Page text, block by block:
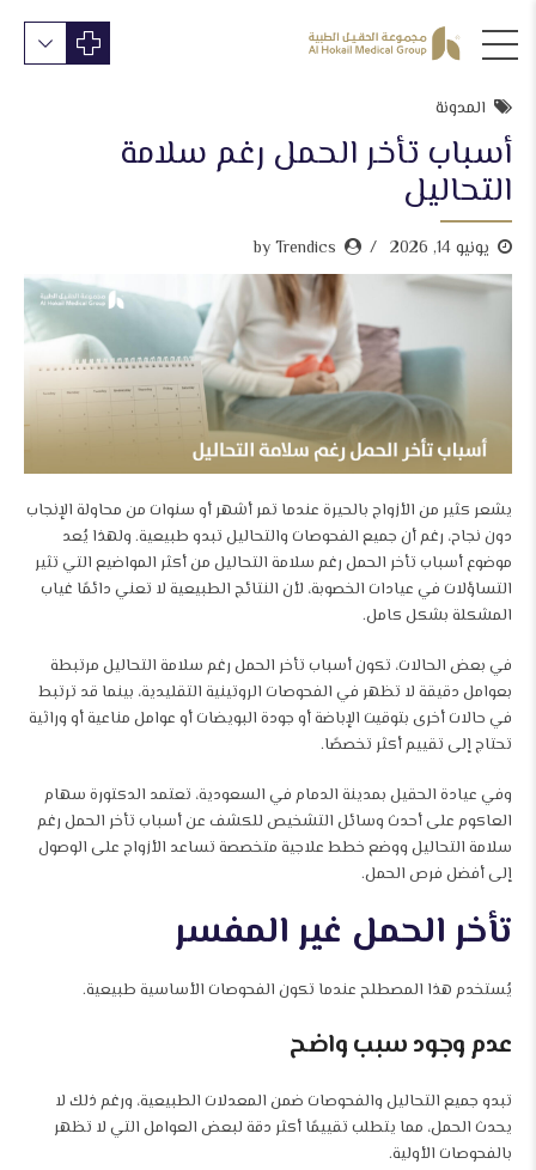
المدونة
أسباب تأخر الحمل رغم سلامة
التحاليل
يونيو 14, 2026 by Trendics
يشعر كثير من الأزواج بالحيرة عندما تمر أشهر أو سنوات من محاولة الإنجاب
دون نجاح، رغم أن جميع الفحوصات والتحاليل تبدو طبيعية. ولهذا يُعد
موضوع أسباب تأخر الحمل رغم سلامة التحاليل من أكثر المواضيع التي تثير
التساؤلات في عيادات الخصوبة، لأن النتائج الطبيعية لا تعني دائمًا غياب
المشكلة بشكل كامل.
في بعض الحالات، تكون أسباب تأخر الحمل رغم سلامة التحاليل مرتبطة
بعوامل دقيقة لا تظهر في الفحوصات الروتينية التقليدية، بينما قد ترتبط
في حالات أخرى بتوقيت الإباضة أو جودة البويضات أو عوامل مناعية أو وراثية
تحتاج إلى تقييم أكثر تخصصًا.
وفي عيادة الحقيل بمدينة الدمام في السعودية، تعتمد الدكتورة سهام
العاكوم على أحدث وسائل التشخيص للكشف عن أسباب تأخر الحمل رغم
سلامة التحاليل ووضع خطط علاجية متخصصة تساعد الأزواج على الوصول
إلى أفضل فرص الحمل.
تأخر الحمل غير المفسر
يُستخدم هذا المصطلح عندما تكون الفحوصات الأساسية طبيعية.
عدم وجود سبب واضح
تبدو جميع التحاليل والفحوصات ضمن المعدلات الطبيعية، ورغم ذلك لا
يحدث الحمل، مما يتطلب تقييمًا أكثر دقة لبعض العوامل التي لا تظهر
بالفحوصات الأولية.